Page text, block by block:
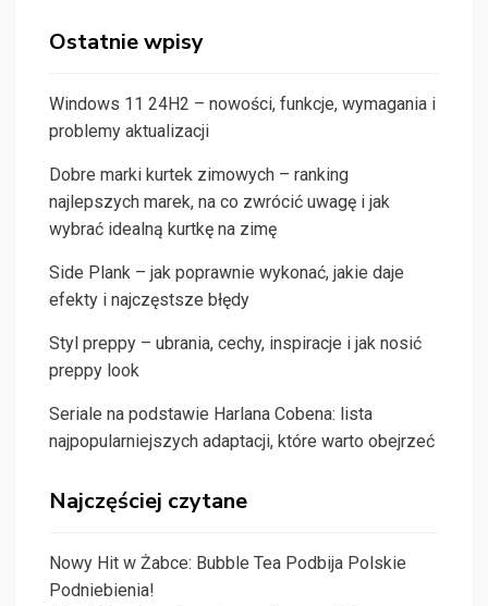
Ostatnie wpisy
Windows 11 24H2 – nowości, funkcje, wymagania i
problemy aktualizacji
Dobre marki kurtek zimowych – ranking
najlepszych marek, na co zwrócić uwagę i jak
wybrać idealną kurtkę na zimę
Side Plank – jak poprawnie wykonać, jakie daje
efekty i najczęstsze błędy
Styl preppy – ubrania, cechy, inspiracje i jak nosić
preppy look
Seriale na podstawie Harlana Cobena: lista
najpopularniejszych adaptacji, które warto obejrzeć
Najczęściej czytane
Nowy Hit w Żabce: Bubble Tea Podbija Polskie
Podniebienia!